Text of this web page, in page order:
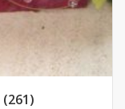
(261)